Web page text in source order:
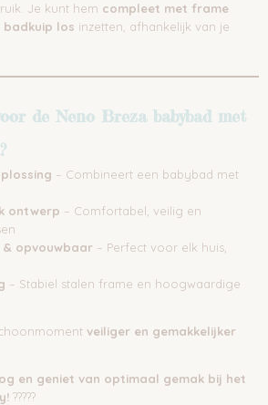
Je kunt hem compleet met frame
badkuip los inzetten, afhankelijk van je
de Neno Breza babybad met
– Combineert een babybad met
ontwerp – Comfortabel, veilig en
opvouwbaar – Perfect voor elk huis,
– Stabiel stalen frame en hoogwaardige
veiliger en gemakkelijker
en geniet van optimaal gemak bij het
?????